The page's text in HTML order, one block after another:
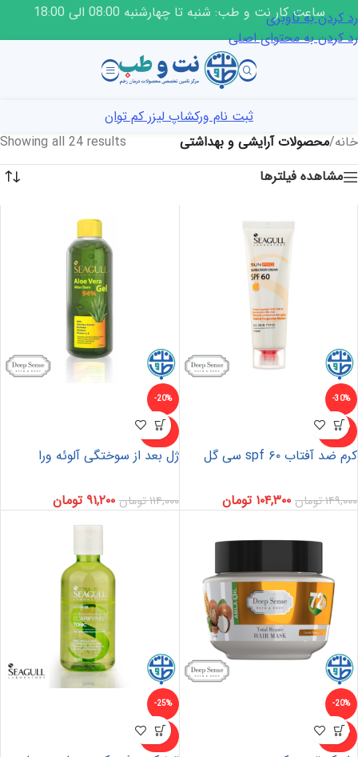
رد کردن به ناوبری
رد کردن به محتوای اصلی
ساعت کار نت و طب: شنبه تا چهارشنبه 08:00 الی 18:00
ثبت نام ورکشاپ لیزر کم توان
خانه/محصولات آرایشی و بهداشتی
Showing all 24 results
مشاهده فیلترها
-30%
ناموجو
د
کرم ضد آفتاب ۶۰ spf سی گل
۱۴۹,۰۰۰تومان ۱۰۴,۳۰۰ تومان
-20%
ناموجو
د
ژل بعد از سوختگی آلوئه ورا
۱۱۴,۰۰۰تومان ۹۱,۲۰۰ تومان
-20%
ناموجو
د
-25%
ناموجو
د